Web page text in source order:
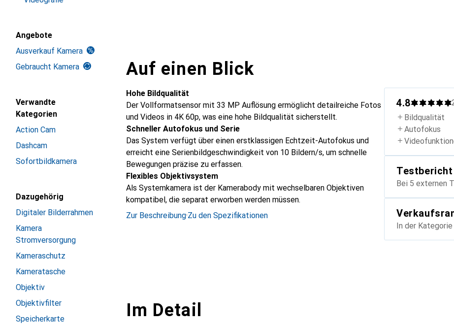
Angebote
Ausverkauf Kamera
Gebraucht Kamera
Verwandte
Kategorien
Action Cam
Dashcam
Sofortbildkamera
Dazugehörig
Digitaler Bilderrahmen
Kamera
Stromversorgung
Kameraschutz
Kameratasche
Objektiv
Objektivfilter
Speicherkarte
Auf einen Blick
Hohe Bildqualität
Der Vollformatsensor mit 33 MP Auflösung ermöglicht detailreiche Fotos
und Videos in 4K 60p, was eine hohe Bildqualität sicherstellt.
Schneller Autofokus und Serie
Das System verfügt über einen erstklassigen Echtzeit-Autofokus und
erreicht eine Serienbildgeschwindigkeit von 10 Bildern/s, um schnelle
Bewegungen präzise zu erfassen.
Flexibles Objektivsystem
Als Systemkamera ist der Kamerabody mit wechselbaren Objektiven
kompatibel, die separat erworben werden müssen.
Zur Beschreibung·Zu den Spezifikationen
4.8
Bildqualität
Autofokus
Testbericht
Bei 5 externen
In der Kategorie
Im Detail